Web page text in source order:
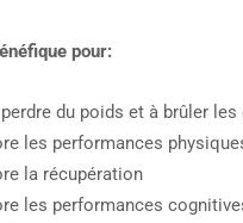
pour:
du poids et à brûler les
les performances
la récupération
les performances